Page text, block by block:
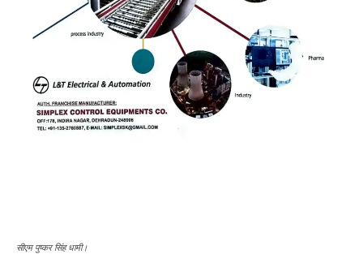
सीएम पुष्कर सिंह धामी।